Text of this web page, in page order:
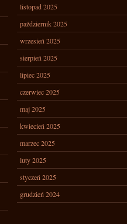
listopad 2025
październik 2025
wrzesień 2025
sierpień 2025
lipiec 2025
czerwiec 2025
maj 2025
kwiecień 2025
marzec 2025
luty 2025
styczeń 2025
grudzień 2024